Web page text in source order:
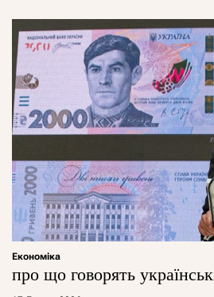
Економіка
про що говорять